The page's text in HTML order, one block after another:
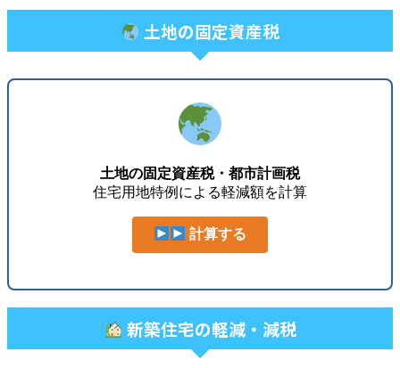
土地の固定資産税
土地の固定資産税・都市計画税
住宅用地特例による軽減額を計算
計算する
新築住宅の軽減・減税